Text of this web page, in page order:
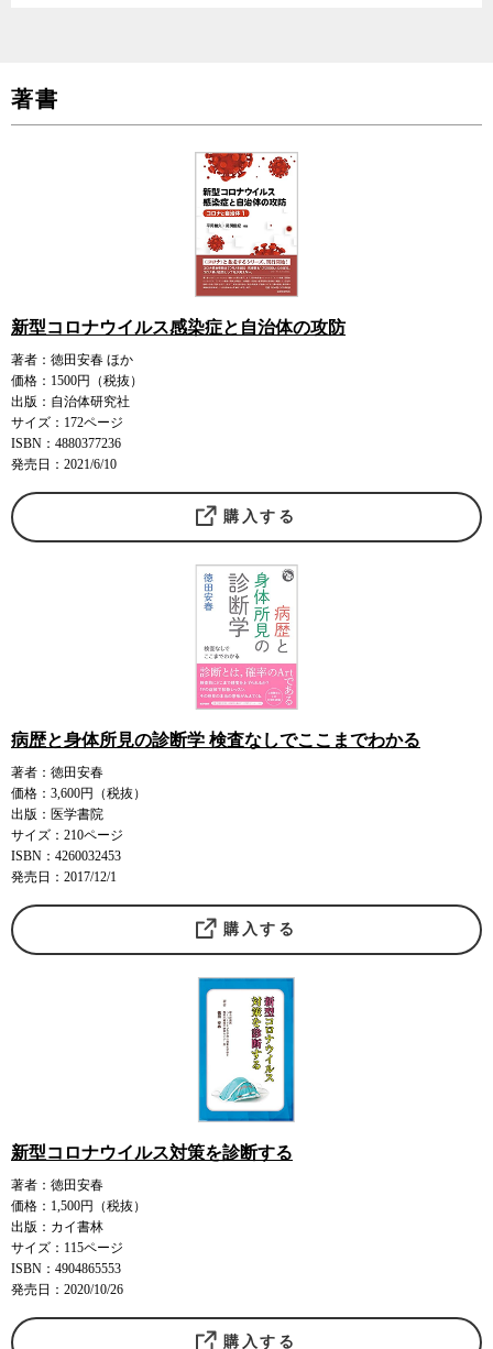
著書
新型コロナウイルス感染症と自治体の攻防
著者：徳田安春 ほか
価格：1500円（税抜）
出版：自治体研究社
サイズ：172ページ
ISBN：4880377236
発売日：2021/6/10
購入する
病歴と身体所見の診断学 検査なしでここまでわかる
著者：徳田安春
価格：3,600円（税抜）
出版：医学書院
サイズ：210ページ
ISBN：4260032453
発売日：2017/12/1
購入する
新型コロナウイルス対策を診断する
著者：徳田安春
価格：1,500円（税抜）
出版：カイ書林
サイズ：115ページ
ISBN：4904865553
発売日：2020/10/26
購入する